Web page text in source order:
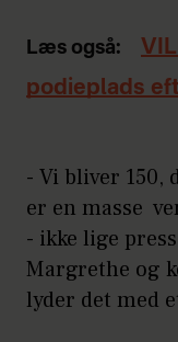
Læs også:
podieplads
- Vi bliver 150,
er en masse
- ikke lige
Margrethe og
lyder det med